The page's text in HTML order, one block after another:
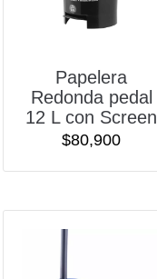
Papelera
Redonda pedal
12 L con Screen
$80,900